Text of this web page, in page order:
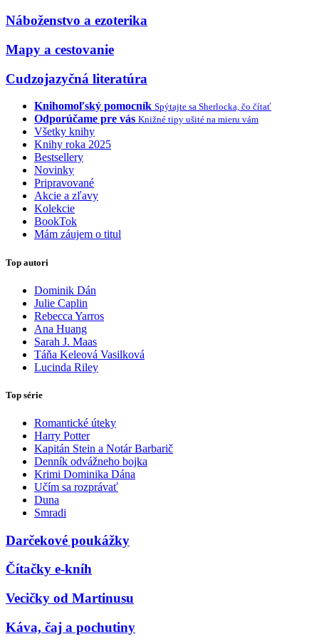
Náboženstvo a ezoterika
Mapy a cestovanie
Cudzojazyčná literatúra
Knihomoľský pomocník Spýtajte sa Sherlocka, čo čítať
Odporúčame pre vás Knižné tipy ušité na mieru vám
Všetky knihy
Knihy roka 2025
Bestsellery
Novinky
Pripravované
Akcie a zľavy
Kolekcie
BookTok
Mám záujem o titul
Top autori
Dominik Dán
Julie Caplin
Rebecca Yarros
Ana Huang
Sarah J. Maas
Táňa Keleová Vasilková
Lucinda Riley
Top série
Romantické úteky
Harry Potter
Kapitán Stein a Notár Barbarič
Denník odvážneho bojka
Krimi Dominika Dána
Učím sa rozprávať
Duna
Smradi
Darčekové poukážky
Čítačky e-kníh
Vecičky od Martinusu
Káva, čaj a pochutiny